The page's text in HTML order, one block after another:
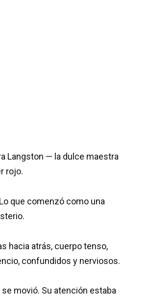
Langston — la dulce maestra
rojo.
que comenzó como una
hacia atrás, cuerpo tenso,
confundidos y nerviosos.
movió. Su atención estaba